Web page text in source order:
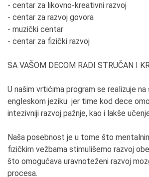
- centar za likovno-kreativni razvoj
- centar za razvoj govora
- muzički centar
- centar za fizički razvoj
SA VAŠOM DECOM RADI STRUČAN I
U našim vrtićima program se realizuje na
engleskom jeziku jer time kod dece
intezivniji razvoj pažnje, kao i lakše
Naša posebnost je u tome što
fizičkim vežbama stimulišemo razvoj
što omogućava uravnoteženi razvoj
procesa.